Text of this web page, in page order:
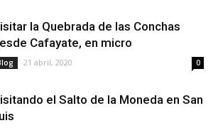
la Quebrada de las Conchas
Cafayate, en micro
21 abril, 2020 0
el Salto de la Moneda en San